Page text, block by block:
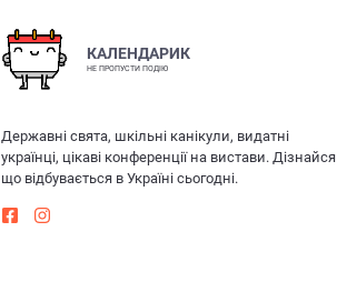
КАЛЕНДАРИК
НЕ ПРОПУСТИ ПОДІЮ
Державні свята, шкільні канікули, видатні
українці, цікаві конференції на вистави. Дізнайся
що відбувається в Україні сьогодні.